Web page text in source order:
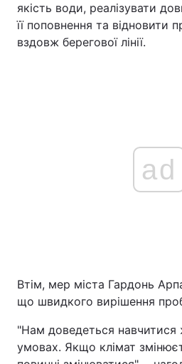
якість води, реалізувати
її поповнення та
вздовж берегової лінії.
ad
Втім, мер міста Гардонь
що швидкого вирішення
"Нам доведеться навчитися
умовах. Якщо клімат